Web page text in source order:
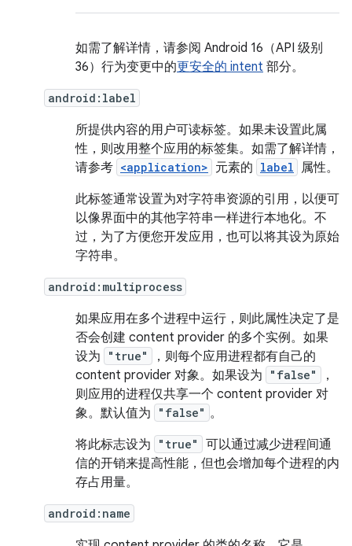
如需了解详情，请参阅 Android 16（API 级别
36）行为变更中的更安全的 intent 部分。
android:label
所提供内容的用户可读标签。如果未设置此属
性，则改用整个应用的标签集。如需了解详情，
请参考 <application> 元素的 label 属性。
此标签通常设置为对字符串资源的引用，以便可
以像界面中的其他字符串一样进行本地化。不
过，为了方便您开发应用，也可以将其设为原始
字符串。
android:multiprocess
如果应用在多个进程中运行，则此属性决定了是
否会创建 content provider 的多个实例。如果
设为
"true"
，则每个应用进程都有自己的
content provider 对象。如果设为
"false"
，
则应用的进程仅共享一个 content provider 对
象。默认值为
"false" 。
将此标志设为
"true"
可以通过减少进程间通
信的开销来提高性能，但也会增加每个进程的内
存占用量。
android:name